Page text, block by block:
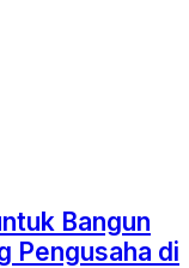
Bangun
Pengusaha di